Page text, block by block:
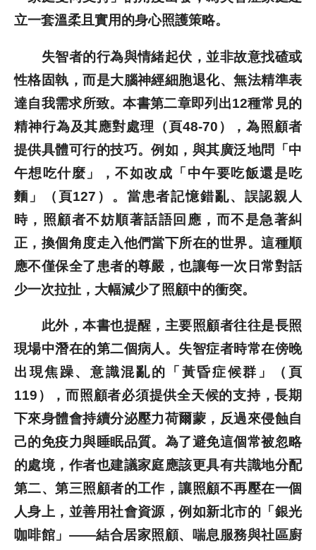
立一套溫柔且實用的身心照護策略。
失智者的行為與情緒起伏，並非故意找碴或
性格固執，而是大腦神經細胞退化、無法精準表
達自我需求所致。本書第二章即列出12種常見的
精神行為及其應對處理（頁48-70），為照顧者
提供具體可行的技巧。例如，與其廣泛地問「中
午想吃什麼」，不如改成「中午要吃飯還是吃
麵」（頁127）。當患者記憶錯亂、誤認親人
時，照顧者不妨順著話語回應，而不是急著糾
正，換個角度走入他們當下所在的世界。這種順
應不僅保全了患者的尊嚴，也讓每一次日常對話
少一次拉扯，大幅減少了照顧中的衝突。
此外，本書也提醒，主要照顧者往往是長照
現場中潛在的第二個病人。失智症者時常在傍晚
出現焦躁、意識混亂的「黃昏症候群」（頁
119），而照顧者必須提供全天候的支持，長期
下來身體會持續分泌壓力荷爾蒙，反過來侵蝕自
己的免疫力與睡眠品質。為了避免這個常被忽略
的處境，作者也建議家庭應該更具有共識地分配
第二、第三照顧者的工作，讓照顧不再壓在一個
人身上，並善用社會資源，例如新北市的「銀光
咖啡館」——結合居家照顧、喘息服務與社區廚